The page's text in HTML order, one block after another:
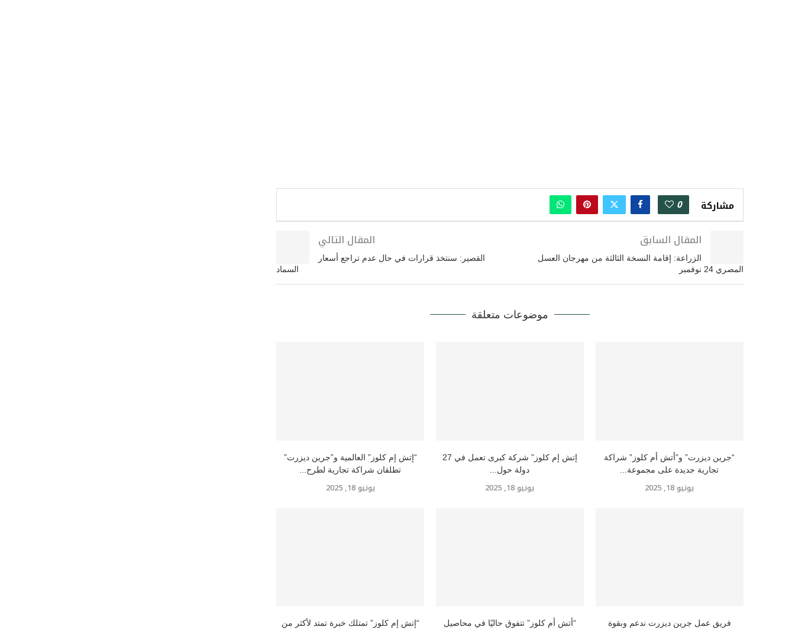
مشاركة 0
المقال السابق
الزراعة: إقامة النسخة الثالثة من مهرجان العسل
المصري 24 نوفمبر
المقال التالي
القصير: سنتخذ قرارات في حال عدم تراجع أسعار
السماد
موضوعات متعلقة
“إتش إم كلوز” العالمية و”جرين ديزرت”
تطلقان شراكة تجارية لطرح...
يونيو 18, 2025
إتش إم كلوز” شركة كبرى تعمل في 27
دولة حول...
يونيو 18, 2025
“جرين ديزرت” و”أتش أم كلوز” شراكة
تجارية جديدة على مجموعة...
يونيو 18, 2025
“إتش إم كلوز” تمتلك خبرة تمتد لأكثر من “أتش أم كلوز” تتفوق حاليًا في محاصيل فريق عمل جرين ديزرت ندعم وبقوة